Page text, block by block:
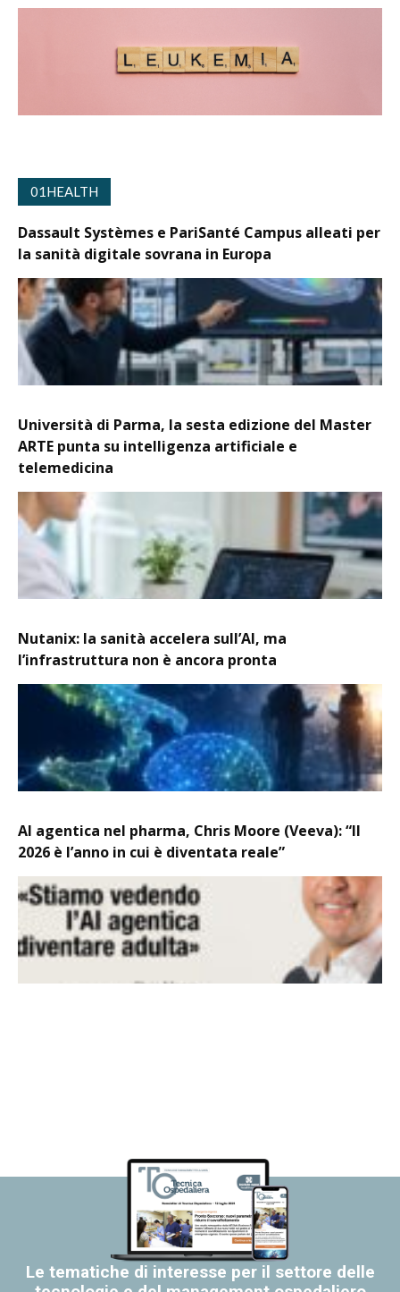
01HEALTH
Dassault Systèmes e PariSanté Campus alleati per
la sanità digitale sovrana in Europa
Università di Parma, la sesta edizione del Master
ARTE punta su intelligenza artificiale e
telemedicina
Nutanix: la sanità accelera sull’AI, ma
l’infrastruttura non è ancora pronta
AI agentica nel pharma, Chris Moore (Veeva): “Il
2026 è l’anno in cui è diventata reale”
Le tematiche di interesse per il settore delle